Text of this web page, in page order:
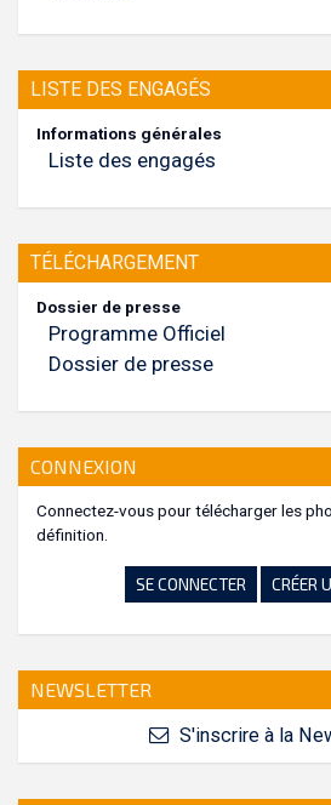
LISTE DES ENGAGÉS
Informations générales
Liste des engagés
TÉLÉCHARGEMENT
Dossier de presse
Programme Officiel
Dossier de presse
CONNEXION
Connectez-vous pour télécharger les
définition.
SE CONNECTER CRÉER
NEWSLETTER
S'inscrire à la